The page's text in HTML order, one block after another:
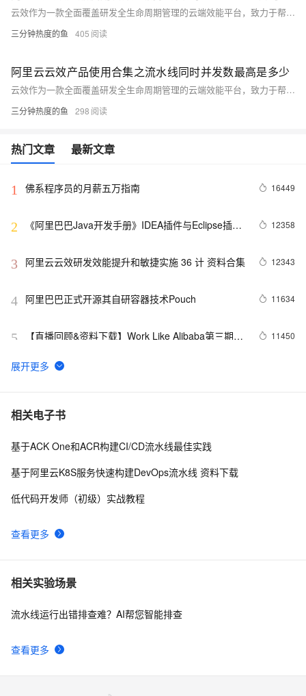
云效作为一款全面覆盖研发全生命周期管理的云端效能平台，致力于帮助企业实现高效协同、敏捷研发和持续交付。本合集收集整理了用户在使用云效过程中遇到的常见问题，问题涉及项目创建与管理、需求规划与迭代、代码托管与版本控制、自动化测试、持续集成与发布等方面。
三分钟热度的鱼 405
阿里云云效产品使用合集之流水线同时并发数最高是多少
云效作为一款全面覆盖研发全生命周期管理的云端效能平台，致力于帮助企业实现高效协同、敏捷研发和持续交付。本合集收集整理了用户在使用云效过程中遇到的常见问题，问题涉及项目创建与管理、需求规划与迭代、代码托管与版本控制、自动化测试、持续集成与发布等方面。
三分钟热度的鱼 298
热门文章 最新文章
1 佛系程序员的月薪五万指南 16449
2
《阿里巴巴Java开发手册》IDEA插件与Eclipse插件
12358
3 阿里云云效研发效能提升和敏捷实施 36 计 资料合集 12343
4 阿里巴巴正式开源其自研容器技术Pouch 11634
5
【直播回顾&资料下载】Work Like Alibaba第三期：
11450
6
直击阿里双11神秘技术：PB级大规模文件分发系统
7 如何让测试少加班？阿里Mock平台使用方法揭秘！
8 双11黑科技，阿里百万级服务器自动化运维系统
件下载）
相关电子书
查看更多
基于ACK One和ACR构建CI/CD流水线最佳实践
基于阿里云K8S服务快速构建DevOps流水线 资料下载
低代码开发师（初级）实战教程
相关实验场景
查看更多
流水线运行出错排查难？AI帮您智能排查